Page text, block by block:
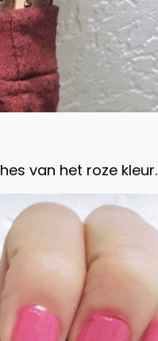
van het roze kleur.